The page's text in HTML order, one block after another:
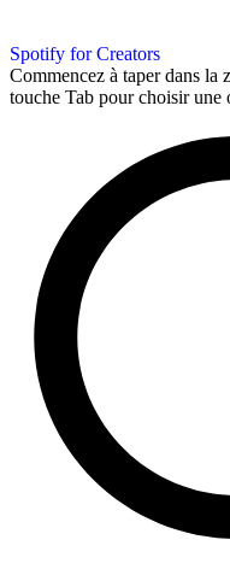
Spotify for Creators
Commencez à taper dans la
touche Tab pour choisir une